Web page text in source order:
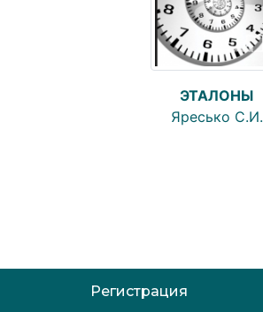
ЭТАЛОНЫ
Яресько С.И.
Регистрация